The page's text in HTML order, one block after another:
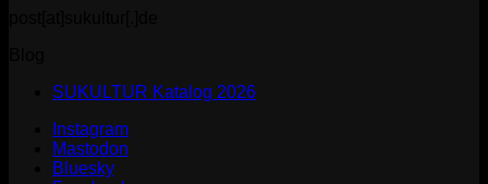
SUKULTUR Katalog 2026
Instagram
Mastodon
Bluesky